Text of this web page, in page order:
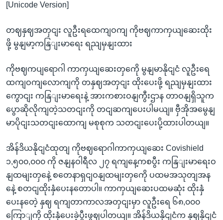
[Unicode Version]
တဈနှဈအတှငျး လူဦးရထေကျဝကျ ကိုဗဈကာကှယျဆေးထိုး
ဖို့ မွနျမာ့ကနြျးမာရေး ရညျမှနျးထား
ကိုဗဈကပျရောဂါ ကာကှယျဆေးတှကေို မွနျမာနိုငျငံ လူဦးရေ
ထကျဝကျလောကျကို တနှဈအတှငျး ထိုးပေးဖို့ ရညျမှနျးထား
ကွောငျး ကနြျးမာရေးနဲ့ အားကစားဝနျကွီးဌာန တာဝနျရှိသူက
ပွောဆိုလိုကျတဲ့သတငျးကို တငျဆကျပေးပါမယျ။ ဗှီအိုအမွေနျ
မာပိုငျးသတငျးထောကျ မစုစုက သတငျးပေးပို့ထားပါတယျ။
အိန်ဒိယနိုငျငံထုတျ ကိုဗဈရောဂါကာကှယျဆေး Covishield
၁,၅၀၀,၀၀၀ ကို ဇနျနဝါရီလ ၂၇ ရကျနေ့ကစပွီး ကနြျးမာရေးဝ
နျထမျးတှနေဲ့ စတေနာရှငျဝနျထမျးတှကေို ပထမအသုတျအန
နေဲ့ စတငျထိုးနှံပေးနတောပါ။ ကာကှယျဆေးပထမဆုံး ထိုးနှံ
ပေးနတေဲ့ နှဈ ရကျတာကာလအတှငျးမှာ လူဦးရေ ၆၈,၀၀၀
ကြောျကို ထိုးနှံပေးခဲ့ပွီးဖွဈပါတယျ။ အိန်ဒိယနိုငျငံက နှဈနိုငျငံ